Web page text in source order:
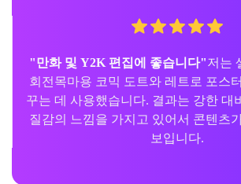
"만화 및 Y2K 편집에 좋습니다"저는
회전목마용 코믹 도트와 레트로 포스
꾸는 데 사용했습니다. 결과는 강한 대
질감의 느낌을 가지고 있어서 콘텐츠
보입니다.